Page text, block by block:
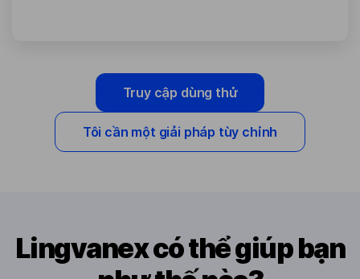
Truy cập dùng thử
Tôi cần một giải pháp tùy chỉnh
Lingvanex có thể giúp bạn